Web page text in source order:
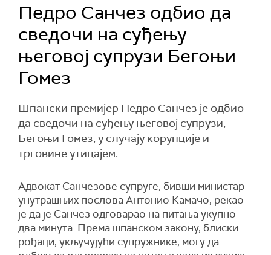
Педро Санчез одбио да
сведочи на суђењу
његовој супрузи Бегоњи
Гомез
Шпански премијер Педро Санчез је одбио
да сведочи на суђењу његовој супрузи,
Бегоњи Гомез, у случају корупције и
трговине утицајем.
Адвокат Санчезове супруге, бивши министар
унутрашњих послова Антонио Камачо, рекао
је да је Санчез одговарао на питања укупно
два минута. Према шпанском закону, блиски
рођаци, укључујући супружнике, могу да